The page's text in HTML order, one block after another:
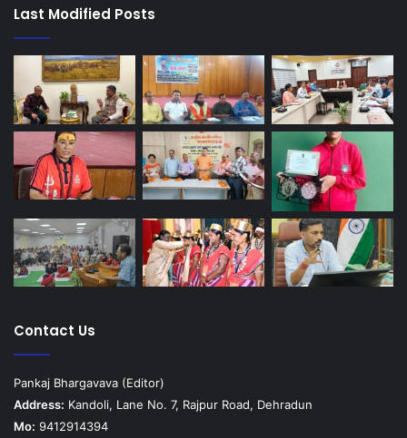
Last Modified Posts
Contact Us
Pankaj Bhargavava (Editor)
Address: Kandoli, Lane No. 7, Rajpur Road, Dehradun
Mo: 9412914394